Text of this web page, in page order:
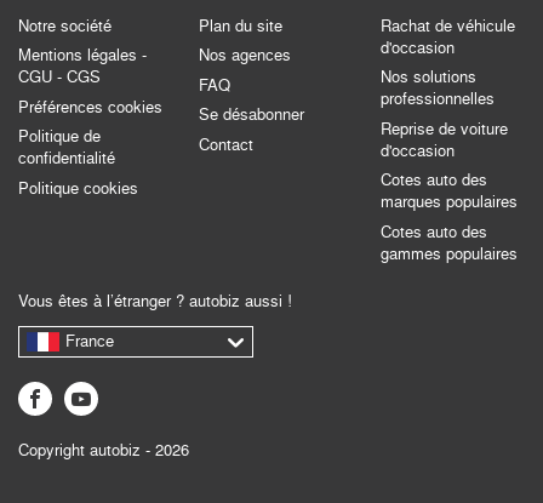
Notre société
Mentions légales -
CGU - CGS
Préférences cookies
Politique de
confidentialité
Politique cookies
Plan du site
Nos agences
FAQ
Se désabonner
Contact
Rachat de véhicule
d'occasion
Nos solutions
professionnelles
Reprise de voiture
d'occasion
Cotes auto des
marques populaires
Cotes auto des
gammes populaires
Vous êtes à l’étranger ? autobiz aussi !
France
Copyright autobiz - 2026